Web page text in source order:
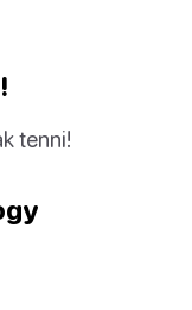
tenni!